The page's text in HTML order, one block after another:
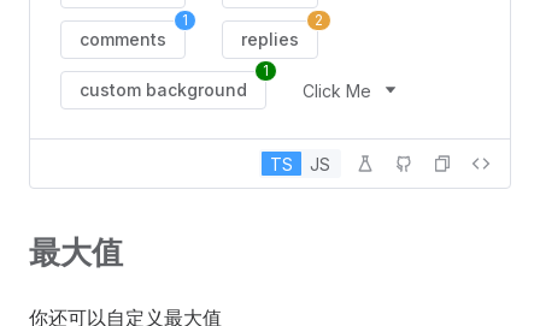
comments
1
replies
2
custom background
1
Click Me
TS JS
最大值
你还可以自定义最大值